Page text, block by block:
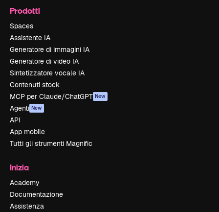
Prodotti
Spaces
Assistente IA
Generatore di immagini IA
Generatore di video IA
Sintetizzatore vocale IA
Contenuti stock
MCP per Claude/ChatGPT New
Agenti New
API
App mobile
Tutti gli strumenti Magnific
Inizia
Academy
Documentazione
Assistenza